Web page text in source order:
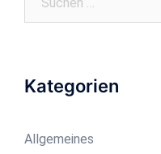
Kategorien
Allgemeines